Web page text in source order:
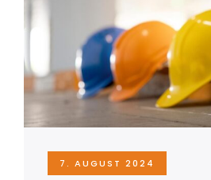
7. AUGUST 2024